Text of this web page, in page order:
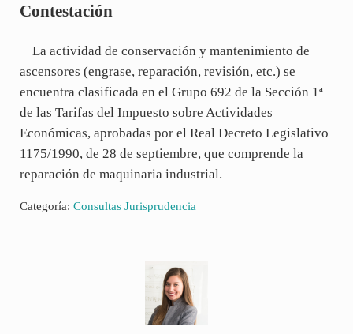
Contestación
La actividad de conservación y mantenimiento de
ascensores (engrase, reparación, revisión, etc.) se
encuentra clasificada en el Grupo 692 de la Sección 1ª
de las Tarifas del Impuesto sobre Actividades
Económicas, aprobadas por el Real Decreto Legislativo
1175/1990, de 28 de septiembre, que comprende la
reparación de maquinaria industrial.
Categoría: Consultas Jurisprudencia